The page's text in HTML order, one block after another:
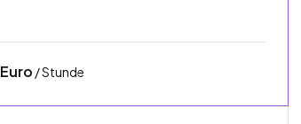
Euro / Stunde